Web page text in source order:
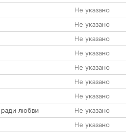
Не указано
Не указано
Не указано
Не указано
Не указано
Не указано
Не указано
любви
Не указано
Не указано